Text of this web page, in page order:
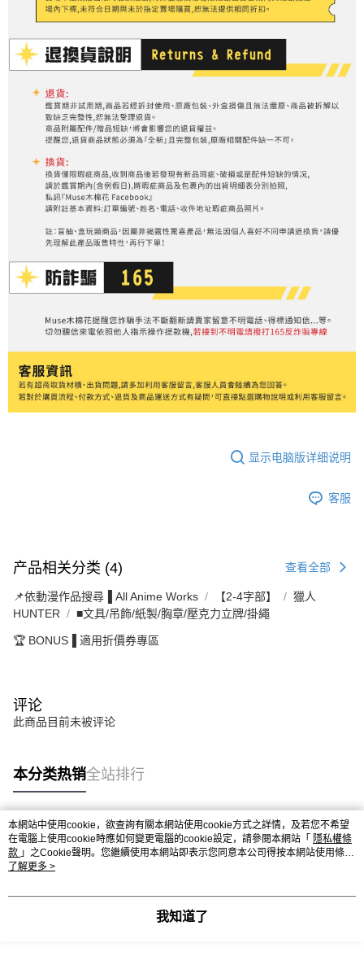
显示电脑版详细说明
客服
产品相关分类 (4) 查看全部
📌依動漫作品搜尋▐ All Anime Works 【2-4字部】
獵人
HUNTER
■文具/吊飾/紙製/胸章/壓克力立牌/掛繩
🏆 BONUS▐ 適用折價券專區
评论
此商品目前未被评论
本分类热销全站排行
热门标签
本網站中使用cookie，欲查詢有關本網站使用cookie方式之詳情，及若您不希望
在電腦上使用cookie時應如何變更電腦的cookie設定，請參閱本網站「 隱私權條
款 」之Cookie聲明。您繼續使用本網站即表示您同意本公司得按本網站使用條款
之Cookie聲明使用cookie。
了解更多 >
我知道了